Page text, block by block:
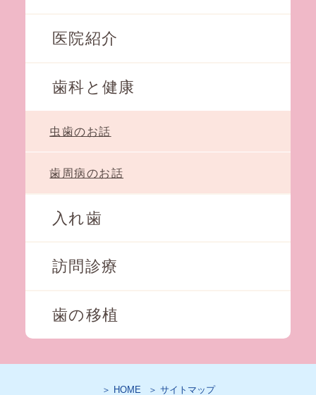
医院紹介
歯科と健康
虫歯のお話
歯周病のお話
入れ歯
訪問診療
歯の移植
＞ HOME ＞ サイトマップ